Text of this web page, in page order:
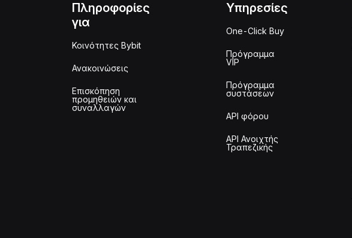
Πληροφορίες
για
Κοινότητες Bybit
Ανακοινώσεις
Επισκόπηση
προμηθειών και
συναλλαγών
Υπηρεσίες
One-Click Buy
Πρόγραμμα
VIP
Πρόγραμμα
συστάσεων
API φόρου
API Ανοιχτής
Τραπεζικής